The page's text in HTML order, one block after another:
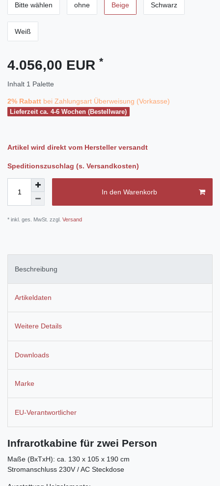
Bitte wählen ohne Beige Schwarz
Weiß
4.056,00 EUR *
Inhalt 1 Palette
2% Rabatt bei Zahlungsart Überweisung (Vorkasse)
Lieferzeit ca. 4-6 Wochen (Bestellware)
Artikel wird direkt vom Hersteller versandt
Speditionszuschlag (s. Versandkosten)
In den Warenkorb
* inkl. ges. MwSt. zzgl. Versand
Beschreibung
Artikeldaten
Weitere Details
Downloads
Marke
EU-Verantwortlicher
Infrarotkabine für zwei Person
Maße (BxTxH): ca. 130 x 105 x 190 cm
Stromanschluss 230V / AC Steckdose